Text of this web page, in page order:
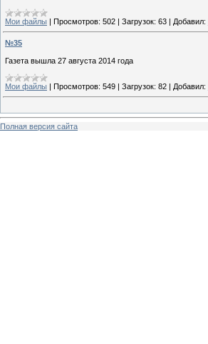
Мои файлы | Просмотров: 502 | Загрузок: 63 | Добавил:
№35
Газета вышла 27 августа 2014 года
Мои файлы | Просмотров: 549 | Загрузок: 82 | Добавил:
Полная версия сайта